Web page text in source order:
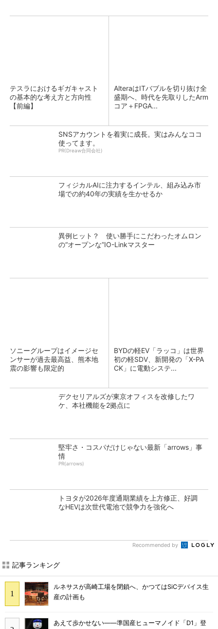
テスラにおけるギガキャスト
の基本的な考え方と方向性
【前編】
AlteraはITバブルを切り抜け全
盛期へ、時代を先取りしたArm
コア＋FPGA...
SNSアカウントを着実に成長。実はみんなココ
使ってます。
PR(Dreaw合同会社)
フィジカルAIに注力するインテル、組み込み市
場での約40年の実績を生かせるか
異例ヒット？ 使い勝手にこだわったオムロン
の“オープンな”IO-Linkマスター
ソニーグループはイメージセ
ンサーが過去最高益、熊本地
震の影響も限定的
BYDの軽EV「ラッコ」は世界
初の軽SDV、新開発の「X-PA
CK」に電動システ...
デクセリアルズが東京オフィスを改修したワ
ケ、本社機能を2拠点に
堅牢さ・コスパだけじゃない最新「arrows」事
情
PR(arrows)
トヨタが2026年度通期業績を上方修正、好調
なHEVは次世代電池で競争力を強化へ
Recommended by
記事ランキング
ルネサスが高崎工場を閉鎖へ、かつてはSiCデバイス生
産の計画も
あえて歩かせない――準国産ヒューマノイド「D1」登